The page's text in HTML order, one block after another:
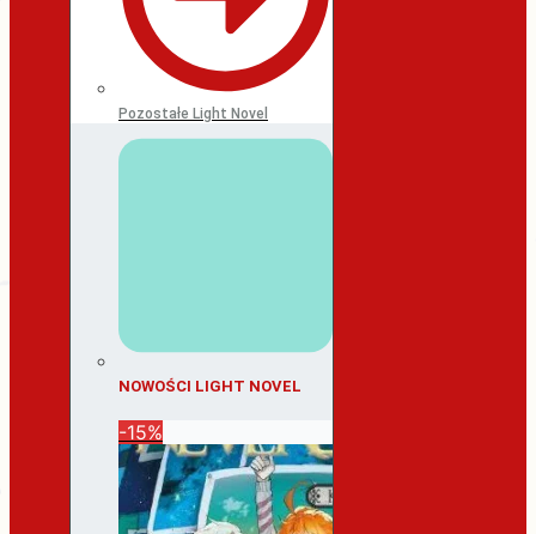
Pozostałe Light Novel
NOWOŚCI LIGHT NOVEL
-15%